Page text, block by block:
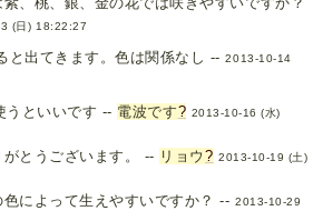
(日) 18:22:27
と出てきます。色は関係なし --2013-10-14
うといいです -- 電波です? 2013-10-16 (水)
とうございます。 -- リョウ? 2013-10-19 (土)
色によって生えやすいですか？ --2013-10-29